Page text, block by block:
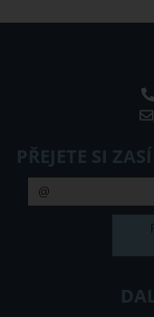
PŘEJETE SI